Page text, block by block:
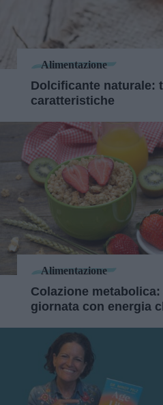
Alimentazione
Dolcificante naturale:
caratteristiche
Alimentazione
Colazione
giornata con energia